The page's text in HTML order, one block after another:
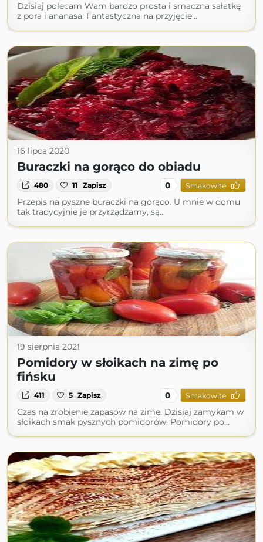
Dzisiaj polecam Wam bardzo prosta i smaczna sałatkę
z pora i ananasa. Fantastyczna na przyjęcie…
16 lipca 2020
Buraczki na gorąco do obiadu
480 11 Zapisz 0 Smakowite
Przepis na pyszne buraczki na gorąco. U mnie w domu
tak tradycyjnie je przyrządzamy, są…
19 sierpnia 2021
Pomidory w słoikach na zimę po
fińsku
411 5 Zapisz 0 Smakowite
Czas na zrobienie zapasów na zimę. Dzisiaj zamykam w
słoikach smak pysznych pomidorów. Pomidory po…